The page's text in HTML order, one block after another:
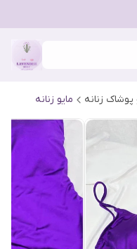
زنانه مایو زنانه